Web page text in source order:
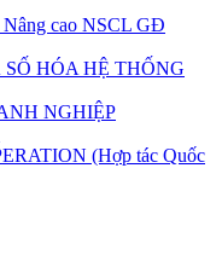
cao NSCL GĐ
HÓA HỆ THỐNG
NGHIỆP
(Hợp tác Quốc